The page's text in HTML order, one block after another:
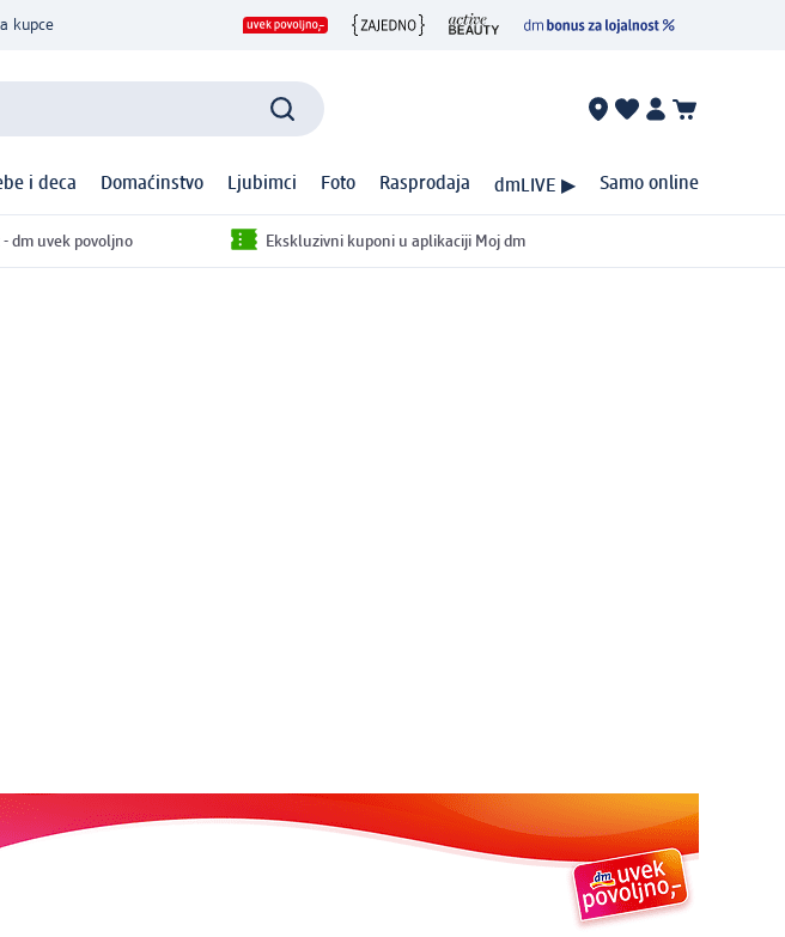
kupce
i deca Domaćinstvo Ljubimci Foto Rasprodaja dmLIVE ▶ Samo online
- dm uvek povoljno Ekskluzivni kuponi u aplikaciji Moj dm